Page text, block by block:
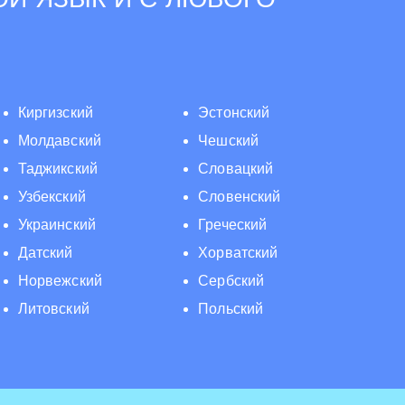
Киргизский
Молдавский
Таджикский
Узбекский
Украинский
Датский
Норвежский
Литовский
Эстонский
Чешский
Словацкий
Словенский
Греческий
Хорватский
Сербский
Польский